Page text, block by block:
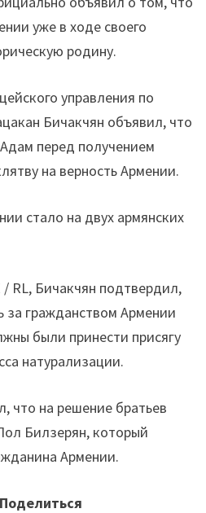
уже в ходе своего
родину.
управления по
Бичакчян объявил, что
перед получением
на верность Армении.
стало на двух армянских
/ RL, Бичакчян подтвердил,
за гражданством Армении
были принести присягу
натурализации.
что на решение братьев
Билзерян, который
Армении.
Поделиться